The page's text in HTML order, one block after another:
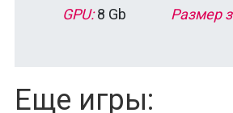
GPU:8 Gb
Размер
Еще игры: